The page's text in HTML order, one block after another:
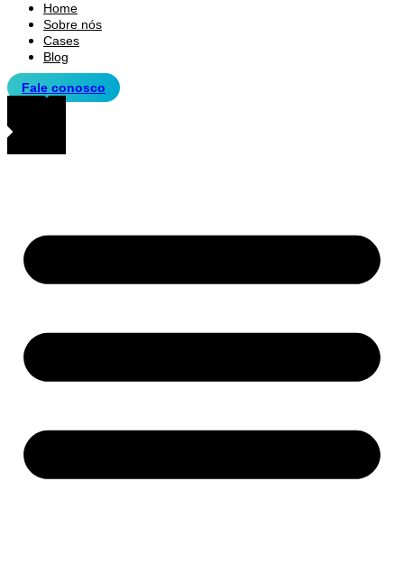
Home
Sobre nós
Cases
Blog
Fale conosco